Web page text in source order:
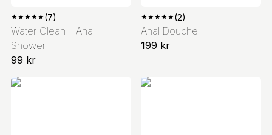
★★★★★(7)
Water Clean - Anal
Shower
99 kr
★★★★★(2)
Anal Douche
199 kr